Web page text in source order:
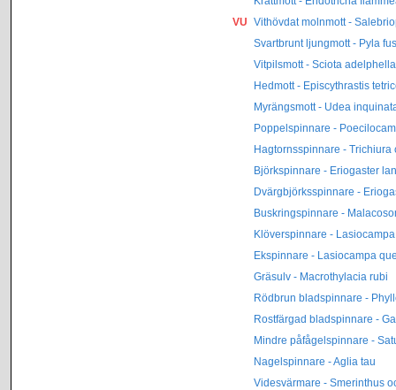
VU Vithövdat molnmott -
Svartbrunt ljungmott - Pyla
Vitpilsmott - Sciota adelphella
Hedmott - Episcythrastis
Myrängsmott - Udea
Poppelspinnare -
Hagtornsspinnare - Trichiura
Björkspinnare - Eriogaster
Dvärgbjörksspinnare -
Buskringspinnare -
Klöverspinnare -
Ekspinnare - Lasiocampa
Gräsulv - Macrothylacia rubi
Rödbrun bladspinnare -
Rostfärgad bladspinnare -
Mindre påfågelspinnare -
Nagelspinnare - Aglia tau
Videsvärmare - Smerinthus